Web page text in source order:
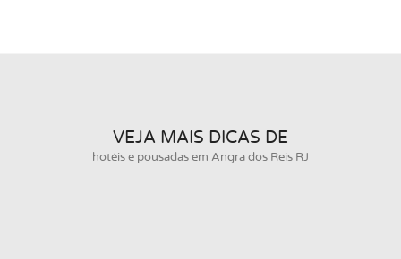
VEJA MAIS DICAS DE
hotéis e pousadas em Angra dos Reis RJ